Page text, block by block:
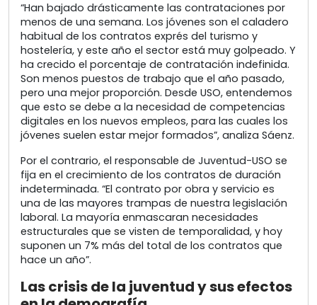
“Han bajado drásticamente las contrataciones por
menos de una semana. Los jóvenes son el caladero
habitual de los contratos exprés del turismo y
hostelería, y este año el sector está muy golpeado. Y
ha crecido el porcentaje de contratación indefinida.
Son menos puestos de trabajo que el año pasado,
pero una mejor proporción. Desde USO, entendemos
que esto se debe a la necesidad de competencias
digitales en los nuevos empleos, para las cuales los
jóvenes suelen estar mejor formados”, analiza Sáenz.
Por el contrario, el responsable de Juventud-USO se
fija en el crecimiento de los contratos de duración
indeterminada. “El contrato por obra y servicio es
una de las mayores trampas de nuestra legislación
laboral. La mayoría enmascaran necesidades
estructurales que se visten de temporalidad, y hoy
suponen un 7% más del total de los contratos que
hace un año”.
Las crisis de la juventud y sus efectos